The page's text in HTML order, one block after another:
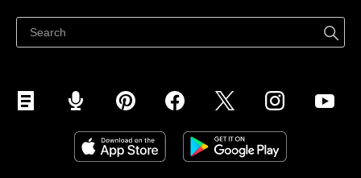
Parduodu Facebook
Parduodu Instagram